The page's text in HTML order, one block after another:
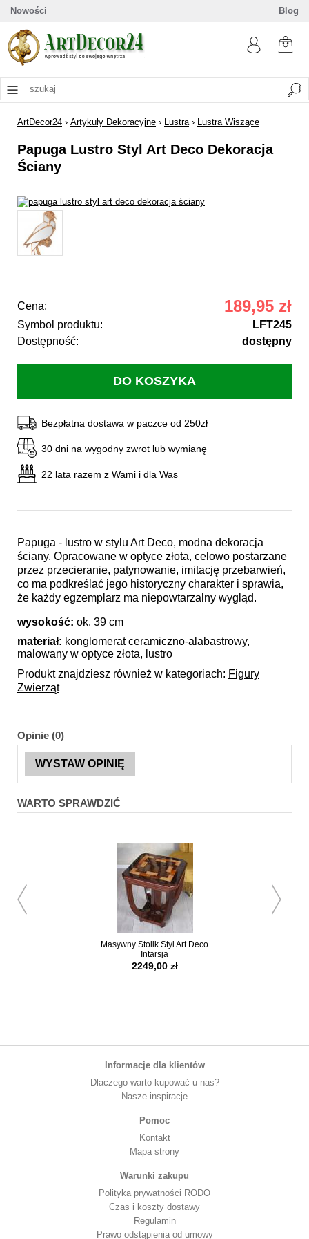
Nowości Blog
ArtDecor24 › Artykuły Dekoracyjne › Lustra › Lustra Wiszące
Papuga Lustro Styl Art Deco Dekoracja
Ściany
Papuga - lustro w stylu Art Deco, modna dekoracja
ściany. Opracowane w optyce złota, celowo postarzane
przez przecieranie, patynowanie, imitację przebarwień,
co ma podkreślać jego historyczny charakter i sprawia,
że każdy egzemplarz ma niepowtarzalny wygląd.
wysokość: ok. 39 cm
materiał: konglomerat ceramiczno-alabastrowy,
malowany w optyce złota, lustro
Produkt znajdziesz również w kategoriach: Figury
Zwierząt
Cena: 189,95 zł
Symbol produktu:
LFT245
Dostępność:
dostępny
Bezpłatna dostawa w paczce od 250zł
30 dni na wygodny zwrot lub wymianę
22 lata razem z Wami i dla Was
Opinie (0)
WYSTAW OPINIĘ
WARTO SPRAWDZIĆ
Masywny Stolik Styl Art Deco
Intarsja
2249,00 zł
Informacje dla klientów
Dlaczego warto kupować u nas?
Nasze inspiracje
Pomoc
Kontakt
Mapa strony
Warunki zakupu
Polityka prywatności RODO
Czas i koszty dostawy
Regulamin
Prawo odstąpienia od umowy